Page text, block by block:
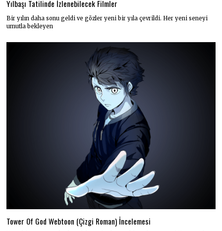
Yılbaşı Tatilinde İzlenebilecek Filmler
Bir yılın daha sonu geldi ve gözler yeni bir yıla çevrildi. Her yeni seneyi
umutla bekleyen
Tower Of God Webtoon (Çizgi Roman) İncelemesi